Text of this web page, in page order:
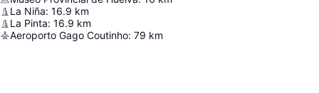
La Niña: 16.9 km
La Pinta: 16.9 km
Aeroporto Gago Coutinho: 79 km